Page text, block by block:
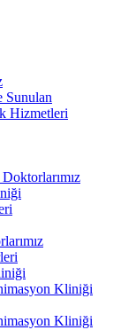
Sunulan
Hizmetleri
Kliniği
Kliniği